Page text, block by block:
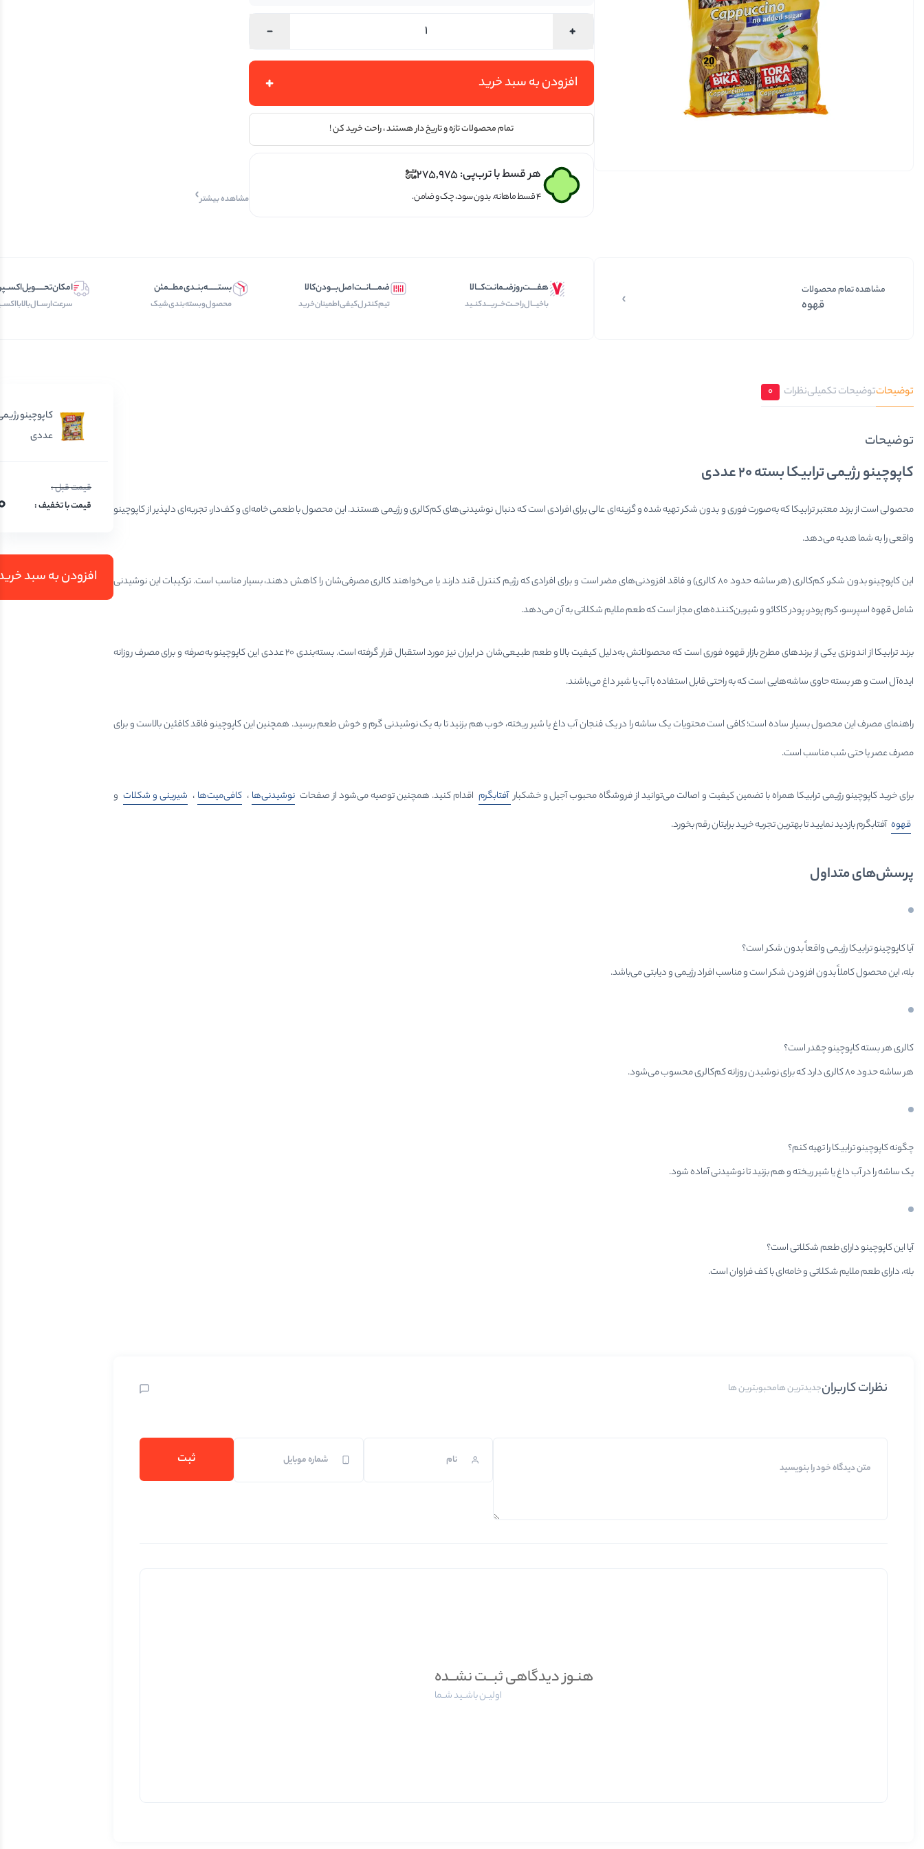
افزودن به سبد خرید
تمام محصولات تازه و تاریخ دار هستند ، راحت خرید کن !
هر قسط با ترب‌پی:275,975
۴ قسط ماهانه. بدون سود، چک و ضامن. مشاهده بیشتر
مشاهده تمام محصولات
قهوه
هفـــــت‌روز‌ضــمانـت‌کـــالا
با‌خیـــال‌راحــت‌‌‌خــریـــد‌کنــید
ضمـــــانـــت‌اصل‌بـــودن‌کالا
تیم‌کنترل‌کیفی‌اطمینان‌خرید
بستـــــــه‌بنــدی‌مطـــمئن
محصول‌و‌بسته‌بندی‌‌شیک
توضیحاتتوضیحات تکمیلینظرات 0
توضیحات
کاپوچینو رژیمی ترابیکا بسته 20 عددی
محصولی است از برند معتبر ترابیکا که به‌صورت فوری و بدون شکر تهیه شده و گزینه‌ای عالی برای افرادی است که دنبال نوشیدنی‌های کم‌کالری و رژیمی هستند. این محصول با طعمی خامه‌ای و کف‌دار، تجربه‌ای دلپذیر از کاپوچینو
واقعی را به شما هدیه می‌دهد.
این کاپوچینو بدون شکر، کم‌کالری (هر ساشه حدود ۸۰ کالری) و فاقد افزودنی‌های مضر است و برای افرادی که رژیم کنترل قند دارند یا می‌خواهند کالری مصرفی‌شان را کاهش دهند، بسیار مناسب است. ترکیبات این نوشیدنی
شامل قهوه اسپرسو، کرم پودر، پودر کاکائو و شیرین‌کننده‌های مجاز است که طعم ملایم شکلاتی به آن می‌دهد.
برند ترابیکا از اندونزی یکی از برندهای مطرح بازار قهوه فوری است که محصولاتش به‌دلیل کیفیت بالا و طعم طبیعی‌شان در ایران نیز مورد استقبال قرار گرفته است. بسته‌بندی ۲۰ عددی این کاپوچینو به‌صرفه و برای مصرف روزانه
ایده‌آل است و هر بسته حاوی ساشه‌هایی است که به راحتی قابل استفاده با آب یا شیر داغ می‌باشند.
راهنمای مصرف این محصول بسیار ساده است؛ کافی است محتویات یک ساشه را در یک فنجان آب داغ یا شیر ریخته، خوب هم بزنید تا به یک نوشیدنی گرم و خوش طعم برسید. همچنین این کاپوچینو فاقد کافئین بالاست و برای
مصرف عصر یا حتی شب مناسب است.
برای خرید کاپوچینو رژیمی ترابیکا همراه با تضمین کیفیت و اصالت می‌توانید از فروشگاه محبوب آجیل و خشکبار آفتابگرم اقدام کنید. همچنین توصیه می‌شود از صفحات نوشیدنی‌ها ، کافی‌میت‌ها ، شیرینی و شکلات و
قهوه آفتابگرم بازدید نمایید تا بهترین تجربه خرید برایتان رقم بخورد.
پرسش‌های متداول
آیا کاپوچینو ترابیکا رژیمی واقعاً بدون شکر است؟
بله، این محصول کاملاً بدون افزودن شکر است و مناسب افراد رژیمی و دیابتی می‌باشد.
کالری هر بسته کاپوچینو چقدر است؟
هر ساشه حدود ۸۰ کالری دارد که برای نوشیدن روزانه کم‌کالری محسوب می‌شود.
چگونه کاپوچینو ترابیکا را تهیه کنم؟
یک ساشه را در آب داغ یا شیر ریخته و هم بزنید تا نوشیدنی آماده شود.
آیا این کاپوچینو دارای طعم شکلاتی است؟
بله، دارای طعم ملایم شکلاتی و خامه‌ای با کف فراوان است.
نظرات کاربرانجدیدترین هامحبوبترین ها
هنـوز دیدگاهی ثبــت نشــده
اولیــن باشــید شــما
عددی
افزودن به سبد